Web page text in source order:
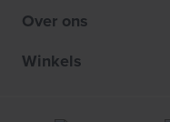
Over ons
Winkels